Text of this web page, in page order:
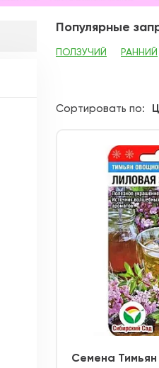
Популярные
ПОЛЗУЧИЙ РАННИЙ
Сортировать по:
Семена